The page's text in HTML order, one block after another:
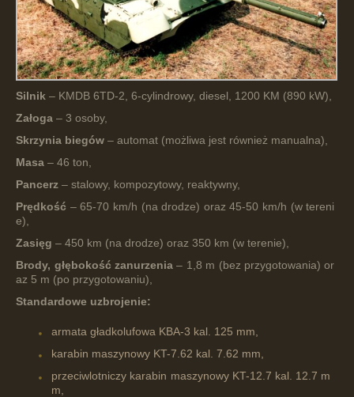
Silnik – KMDB 6TD-2, 6-cylindrowy, diesel, 1200 KM (890 kW),
Załoga – 3 osoby,
Skrzynia biegów – automat (możliwa jest również manualna),
Masa – 46 ton,
Pancerz – stalowy, kompozytowy, reaktywny,
Prędkość – 65-70 km/h (na drodze) oraz 45-50 km/h (w tereni
e),
Zasięg – 450 km (na drodze) oraz 350 km (w terenie),
Brody, głębokość zanurzenia– 1,8 m (bez przygotowania) or
az 5 m (po przygotowaniu),
Standardowe uzbrojenie:
armata gładkolufowa KBA-3 kal. 125 mm,
karabin maszynowy KT-7.62 kal. 7.62 mm,
przeciwlotniczy karabin maszynowy KT-12.7 kal. 12.7 m
m,